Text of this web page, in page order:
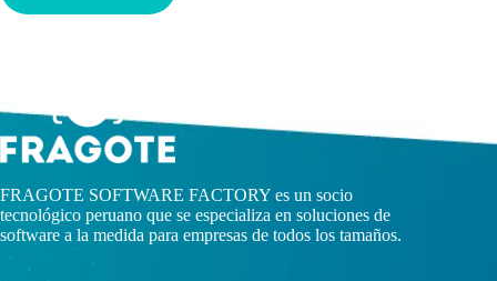
FRAGOTE SOFTWARE FACTORY es un socio
tecnológico peruano que se especializa en soluciones de
software a la medida para empresas de todos los tamaños.